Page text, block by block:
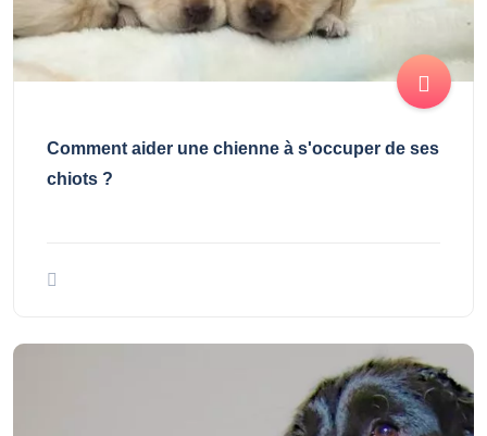
Comment aider une chienne à s'occuper de ses
chiots ?